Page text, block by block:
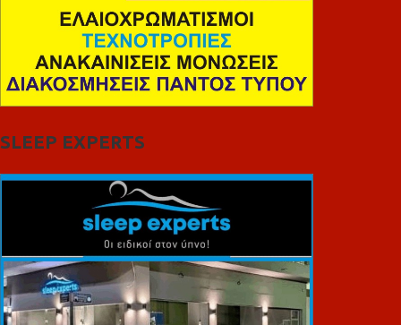
SLEEP EXPERTS